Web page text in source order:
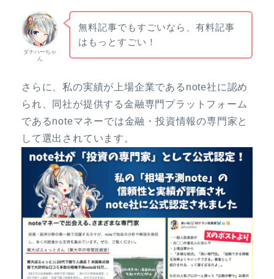
ダナハーちゃ
ん
無料記事でもすごいなら、有料記事
はもっとすごい！
さらに、私の実績が上場企業であるnote社に認め
られ、同社が提供する金融専門プラットフォーム
であるnoteマネーでは金融・投資情報の専門家と
して選出されています。